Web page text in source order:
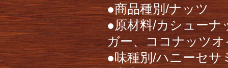
●商品種別/ナッツ
●原材料/カシュー
ガー、ココナッツ
●味種別/ハニーセサ